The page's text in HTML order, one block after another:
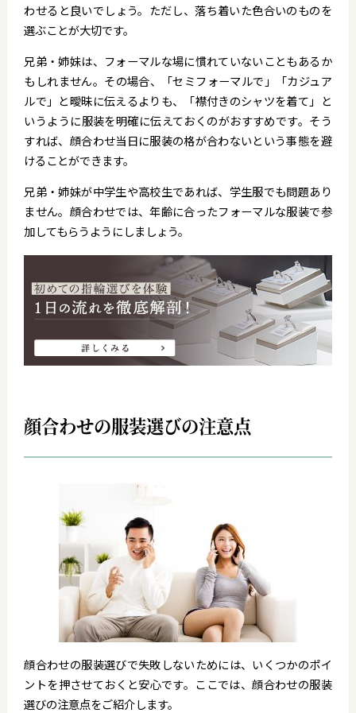
わせると良いでしょう。ただし、落ち着いた色合いのものを
選ぶことが大切です。
兄弟・姉妹は、フォーマルな場に慣れていないこともあるか
もしれません。その場合、「セミフォーマルで」「カジュア
ルで」と曖昧に伝えるよりも、「襟付きのシャツを着て」と
いうように服装を明確に伝えておくのがおすすめです。そう
すれば、顔合わせ当日に服装の格が合わないという事態を避
けることができます。
兄弟・姉妹が中学生や高校生であれば、学生服でも問題あり
ません。顔合わせでは、年齢に合ったフォーマルな服装で参
加してもらうようにしましょう。
顔合わせの服装選びの注意点
顔合わせの服装選びで失敗しないためには、いくつかのポイ
ントを押させておくと安心です。ここでは、顔合わせの服装
選びの注意点をご紹介します。